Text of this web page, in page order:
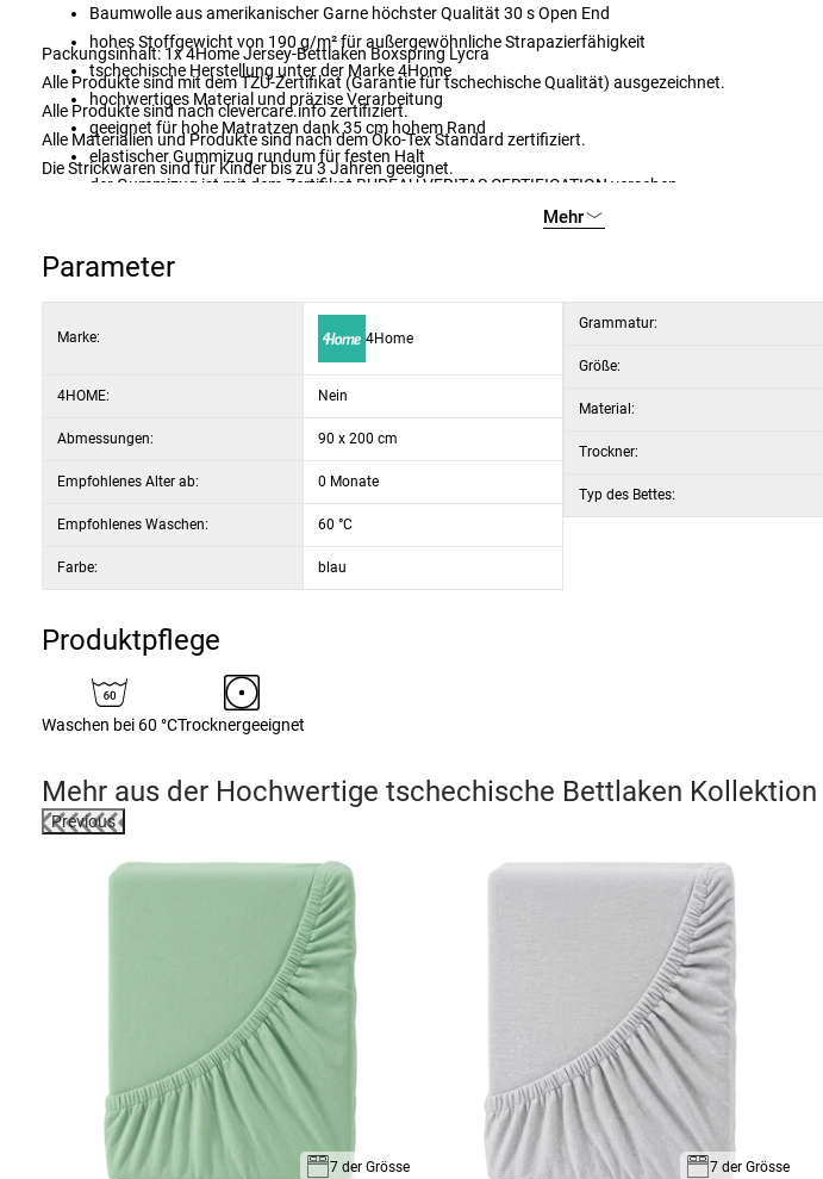
Baumwolle aus amerikanischer Garne höchster Qualität 30 s Open End
hohes Stoffgewicht von 190 g/m² für außergewöhnliche Strapazierfähigkeit
tschechische Herstellung unter der Marke 4Home
hochwertiges Material und präzise Verarbeitung
geeignet für hohe Matratzen dank 35 cm hohem Rand
elastischer Gummizug rundum für festen Halt
der Gummizug ist mit dem Zertifikat BUREAU VERITAS CERTIFICATION versehen
Auswahl an eleganten Farbtönen
Packungsinhalt: 1x 4Home Jersey-Bettlaken BoxspringLycra
Alle Produkte sind mit dem TZÚ-Zertifikat (Garantie für tschechische Qualität) ausgezeichnet.
Alle Produkte sind nach clevercare.info zertifiziert.
Alle Materialien und Produkte sind nach dem Öko-Tex Standard zertifiziert.
Die Strickwaren sind für Kinder bis zu 3 Jahren geeignet.
Mehr
Parameter
Marke: 4Home
4HOME: Nein
Abmessungen: 90 x 200 cm
Empfohlenes Alter ab: 0 Monate
Empfohlenes Waschen: 60 °C
Farbe: blau
Grammatur:
Größe:
Material:
Trockner:
Typ des Bettes:
Produktpflege
Waschen bei 60 °CTrocknergeeignet
Mehr aus der Hochwertige tschechische Bettlaken Kollektion
Previous
7 der Grösse 7 der Grösse